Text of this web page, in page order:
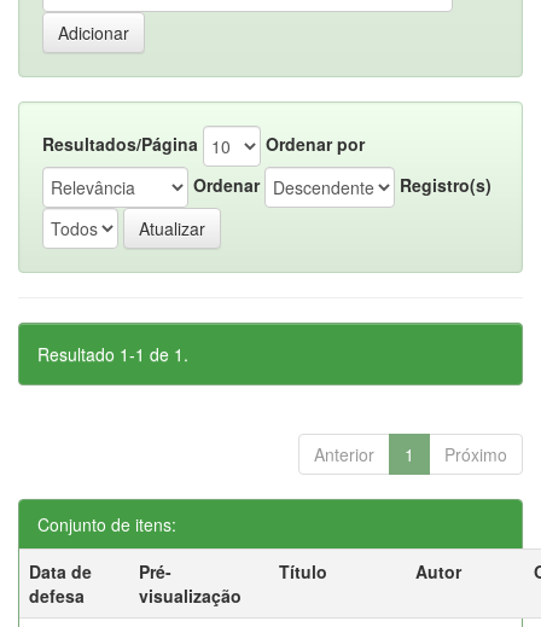
Resultados/Página
Ordenar por
Ordenar
Registro(s)
Resultado 1-1 de 1.
Anterior 1 Próximo
Conjunto de itens:
Data de
defesa
Pré-
visualização
Título Autor